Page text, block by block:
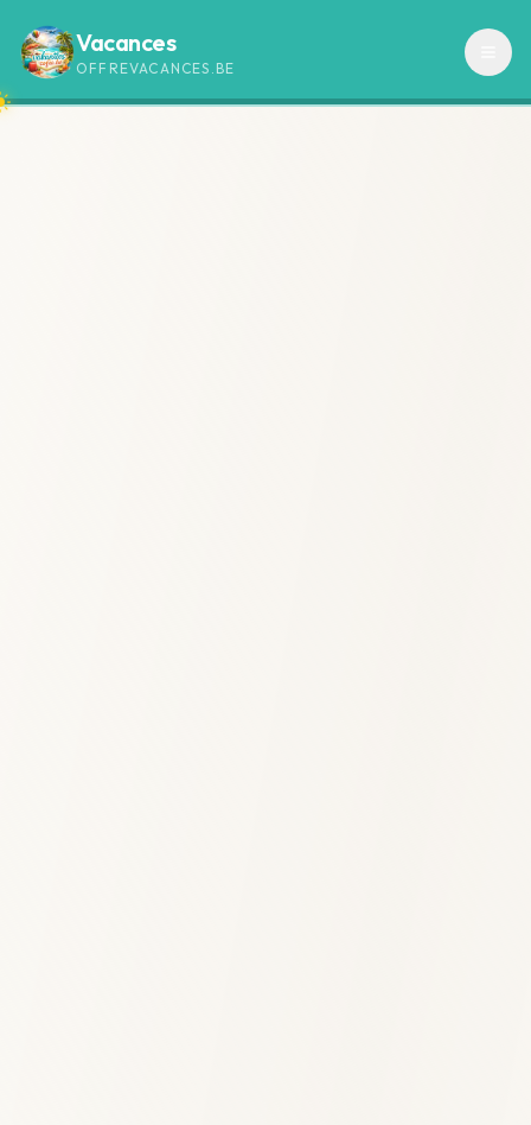
Vacances
OFFREVACANCES.BE